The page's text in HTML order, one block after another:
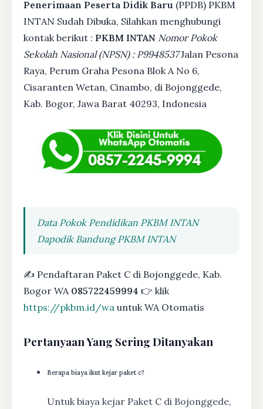
Penerimaan Peserta Didik Baru (PPDB) PKBM
INTAN Sudah Dibuka, Silahkan menghubungi
kontak berikut : PKBM INTAN Nomor Pokok
Sekolah Nasional (NPSN) : P9948537Jalan Pesona
Raya, Perum Graha Pesona Blok A No 6,
Cisaranten Wetan, Cinambo, di Bojonggede,
Kab. Bogor, Jawa Barat 40293, Indonesia
Data Pokok Pendidikan PKBM INTAN
Dapodik Bandung PKBM INTAN
✍ Pendaftaran Paket C di Bojonggede, Kab.
Bogor WA 085722459994 👉 klik
https://pkbm.id/wa untuk WA Otomatis
Pertanyaan Yang Sering Ditanyakan
Berapa biaya ikut kejar paket c?
Untuk biaya kejar Paket C di Bojonggede,